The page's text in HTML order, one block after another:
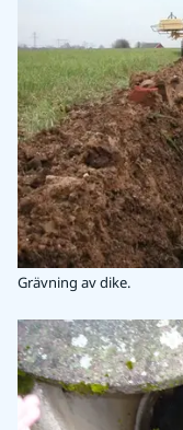
Grävning av dike.